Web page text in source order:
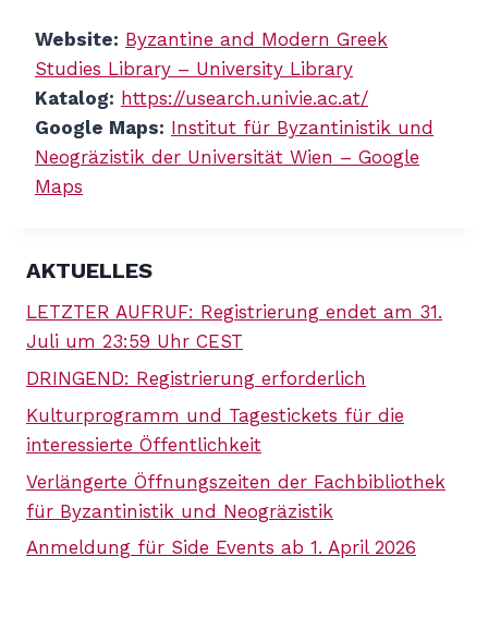
Website: Byzantine and Modern Greek
Studies Library – University Library
Katalog: https://usearch.univie.ac.at/
Google Maps: Institut für Byzantinistik und
Neogräzistik der Universität Wien – Google
Maps
AKTUELLES
LETZTER AUFRUF: Registrierung endet am 31.
Juli um 23:59 Uhr CEST
DRINGEND: Registrierung erforderlich
Kulturprogramm und Tagestickets für die
interessierte Öffentlichkeit
Verlängerte Öffnungszeiten der Fachbibliothek
für Byzantinistik und Neogräzistik
Anmeldung für Side Events ab 1. April 2026